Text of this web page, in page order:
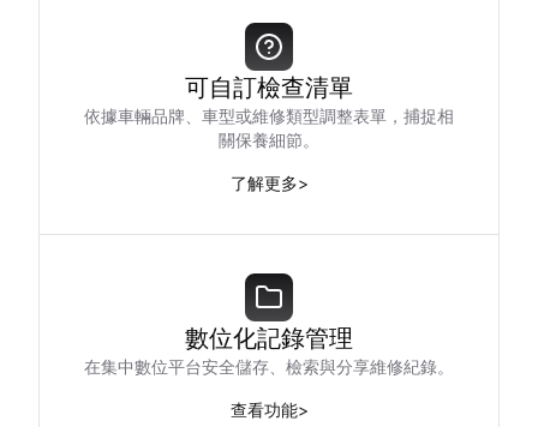
可自訂檢查清單
依據車輛品牌、車型或維修類型調整表單，捕捉相
關保養細節。
了解更多>
數位化記錄管理
在集中數位平台安全儲存、檢索與分享維修紀錄。
查看功能>